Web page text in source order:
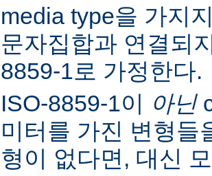
media type을 가지
문자집합과 연결되
8859-1로 가정한다.
ISO-8859-1이 아닌
미터를 가진 변형들
형이 없다면, 대신